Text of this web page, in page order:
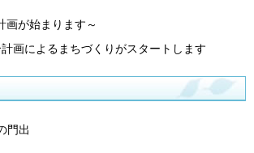
画が始まります～
画によるまちづくりがスタートします
門出